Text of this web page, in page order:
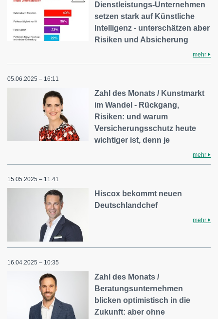
Dienstleistungs-Unternehmen
setzen stark auf Künstliche
Intelligenz - unterschätzen aber
Risiken und Absicherung
mehr
05.06.2025 – 16:11
Zahl des Monats / Kunstmarkt
im Wandel - Rückgang,
Risiken: und warum
Versicherungsschutz heute
wichtiger ist, denn je
mehr
15.05.2025 – 11:41
Hiscox bekommt neuen
Deutschlandchef
mehr
16.04.2025 – 10:35
Zahl des Monats /
Beratungsunternehmen
blicken optimistisch in die
Zukunft: aber ohne